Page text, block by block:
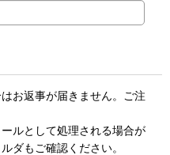
お返事が届きません。ご注
ルとして処理される場合が
ダもご確認ください。